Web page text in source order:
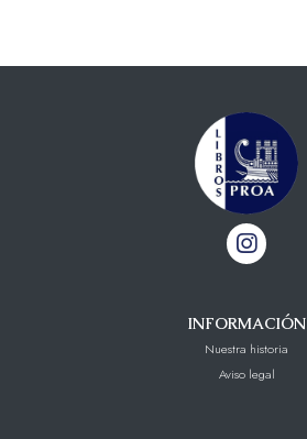
INFORMACIÓN
Nuestra historia
Aviso legal